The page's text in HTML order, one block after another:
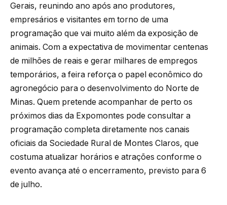
Gerais, reunindo ano após ano produtores,
empresários e visitantes em torno de uma
programação que vai muito além da exposição de
animais. Com a expectativa de movimentar centenas
de milhões de reais e gerar milhares de empregos
temporários, a feira reforça o papel econômico do
agronegócio para o desenvolvimento do Norte de
Minas. Quem pretende acompanhar de perto os
próximos dias da Expomontes pode consultar a
programação completa diretamente nos canais
oficiais da Sociedade Rural de Montes Claros, que
costuma atualizar horários e atrações conforme o
evento avança até o encerramento, previsto para 6
de julho.